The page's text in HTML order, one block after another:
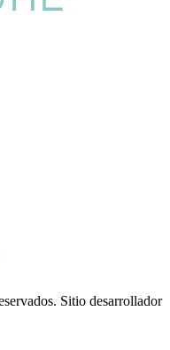
Sitio desarrollador